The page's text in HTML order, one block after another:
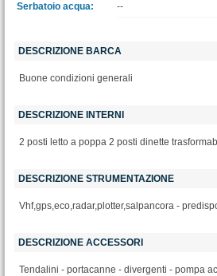
Serbatoio acqua:
--
DESCRIZIONE BARCA
Buone condizioni generali
DESCRIZIONE INTERNI
2 posti letto a poppa 2 posti dinette
DESCRIZIONE STRUMENTAZIONE
Vhf,gps,eco,radar,plotter,salpancora -
DESCRIZIONE ACCESSORI
Tendalini - portacanne - divergenti - pompa